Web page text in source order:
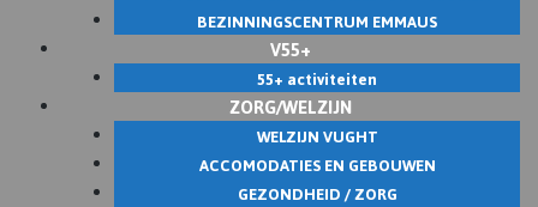
BEZINNINGSCENTRUM EMMAUS
V55+
55+ activiteiten
ZORG/WELZIJN
WELZIJN VUGHT
ACCOMODATIES EN GEBOUWEN
GEZONDHEID / ZORG